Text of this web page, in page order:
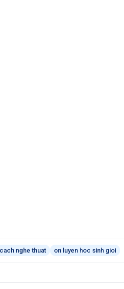
nghe thuat on luyen hoc sinh gioi